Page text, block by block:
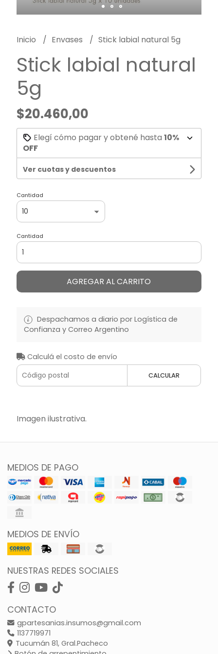
Inicio Envases Stick labial natural 5g
Stick labial natural
5g
$20.460,00
Elegí cómo pagar y obtené hasta 10%
OFF
Ver cuotas y descuentos
Cantidad
Cantidad
AGREGAR AL CARRITO
Despachamos a diario por Logística de
Confianza y Correo Argentino
Calculá el costo de envío
CALCULAR
Imagen ilustrativa.
MEDIOS DE PAGO
MEDIOS DE ENVÍO
NUESTRAS REDES SOCIALES
CONTACTO
gpartesanias.insumos@gmail.com
1137719971
Tucumán 81, Gral.Pacheco